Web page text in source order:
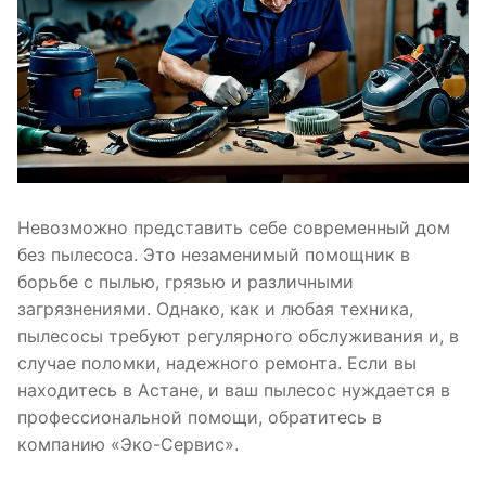
Невозможно представить себе современный дом
без пылесоса. Это незаменимый помощник в
борьбе с пылью, грязью и различными
загрязнениями. Однако, как и любая техника,
пылесосы требуют регулярного обслуживания и, в
случае поломки, надежного ремонта. Если вы
находитесь в Астане, и ваш пылесос нуждается в
профессиональной помощи, обратитесь в
компанию «Эко-Сервис».